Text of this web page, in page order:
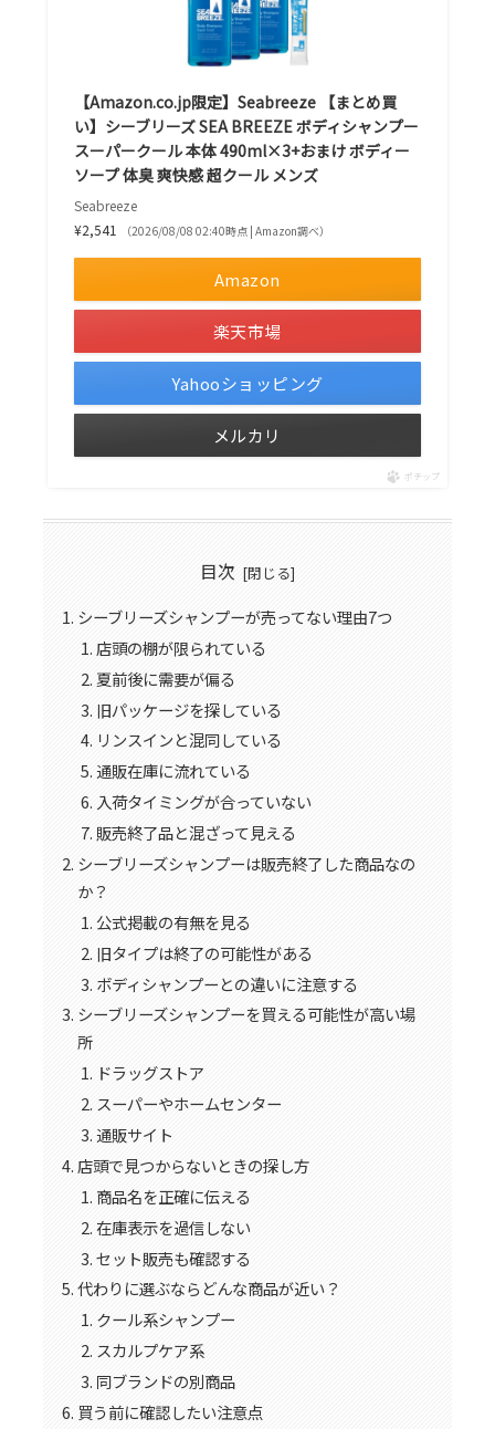
【Amazon.co.jp限定】Seabreeze 【まとめ買
い】シーブリーズ SEA BREEZE ボディシャンプー
スーパークール 本体 490ml×3+おまけ ボディー
ソープ 体臭 爽快感 超クール メンズ
Seabreeze
¥2,541
（2026/08/08 02:40時点 | Amazon調べ）
Amazon
楽天市場
Yahooショッピング
メルカリ
ポチップ
目次
シーブリーズシャンプーが売ってない理由7つ
店頭の棚が限られている
夏前後に需要が偏る
旧パッケージを探している
リンスインと混同している
通販在庫に流れている
入荷タイミングが合っていない
販売終了品と混ざって見える
シーブリーズシャンプーは販売終了した商品なの
か？
公式掲載の有無を見る
旧タイプは終了の可能性がある
ボディシャンプーとの違いに注意する
シーブリーズシャンプーを買える可能性が高い場
所
ドラッグストア
スーパーやホームセンター
通販サイト
店頭で見つからないときの探し方
商品名を正確に伝える
在庫表示を過信しない
セット販売も確認する
代わりに選ぶならどんな商品が近い？
クール系シャンプー
スカルプケア系
同ブランドの別商品
買う前に確認したい注意点